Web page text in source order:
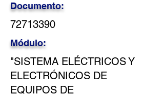
Documento:
72713390
Módulo:
"SISTEMA ELÉCTRICOS Y
ELECTRÓNICOS DE
EQUIPOS DE